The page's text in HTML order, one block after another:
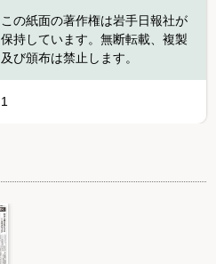
この紙面の著作権は岩手日報社が
保持しています。無断転載、複製
及び頒布は禁止します。
1